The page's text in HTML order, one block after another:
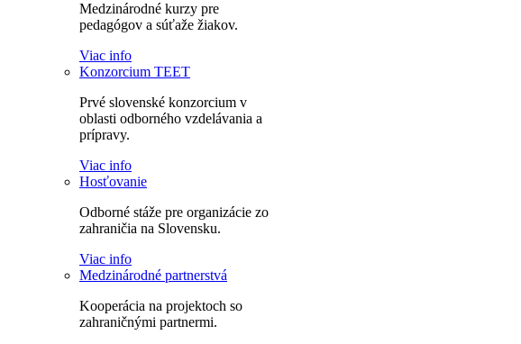
Medzinárodné kurzy pre
pedagógov a súťaže žiakov.
Viac info
Konzorcium TEET
Prvé slovenské konzorcium v
oblasti odborného vzdelávania a
prípravy.
Viac info
Hosťovanie
Odborné stáže pre organizácie zo
zahraničia na Slovensku.
Viac info
Medzinárodné partnerstvá
Kooperácia na projektoch so
zahraničnými partnermi.